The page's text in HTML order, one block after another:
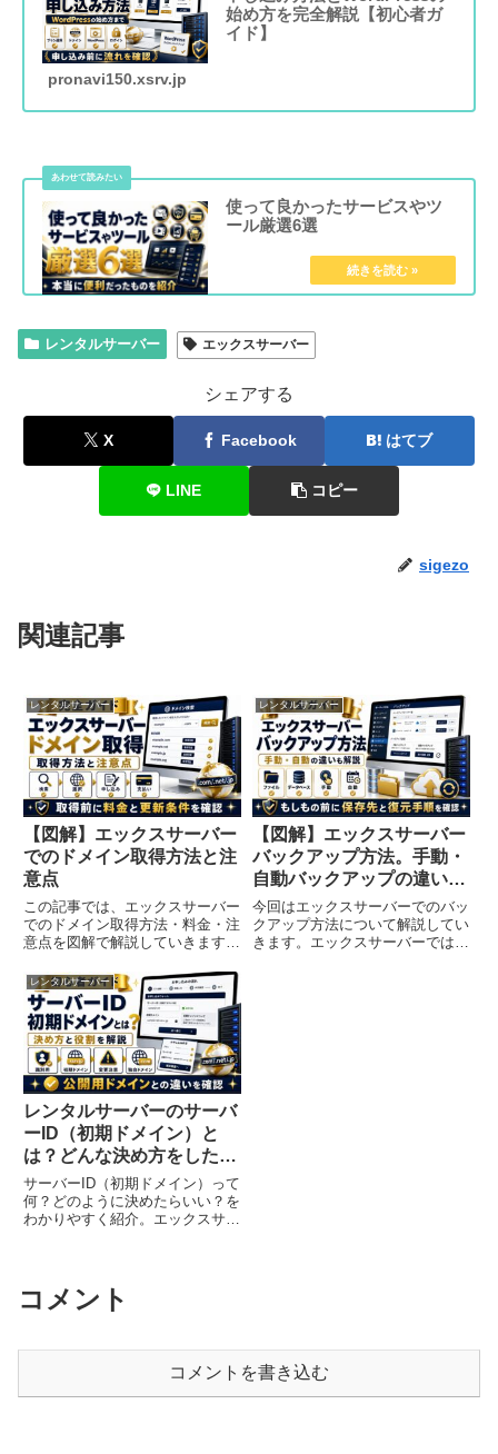
始め方を完全解説【初心者ガ
イド】
pronavi150.xsrv.jp
使って良かったサービスやツ
ール厳選6選
レンタルサーバー エックスサーバー
シェアする
X Facebook はてブ
LINE コピー
sigezo
関連記事
レンタルサーバー
【図解】エックスサーバー
でのドメイン取得方法と注
意点
この記事では、エックスサーバー
でのドメイン取得方法・料金・注
意点を図解で解説していきます。
取得したい」「お得な料金でドメ
インを取得するには？」「ドメイ
ン取得後の手順は？」という方は
ぜひ参考にしてください。エッ
ク...
レンタルサーバー
【図解】エックスサーバー
バックアップ方法。手動・
自動バックアップの違いも
紹介
今回はエックスサーバーでのバッ
クアップ方法について解説してい
きます。エックスサーバーでは自
レンタルサーバー
レンタルサーバーのサーバ
ーID（初期ドメイン）と
は？どんな決め方をしたら
いい？
サーバーID（初期ドメイン）って
何？どのように決めたらいい？を
わかりやすく紹介。エックスサー
すが初めての方は迷ってしまうと
思いますので１つ１つ解説してい
コメント
コメントを書き込む